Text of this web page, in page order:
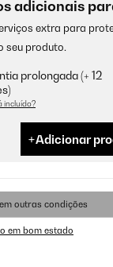
adicionais
extra para
seu produto.
prolongada (+ 12
incluído?
Adicionar
outras condições
em bom estado